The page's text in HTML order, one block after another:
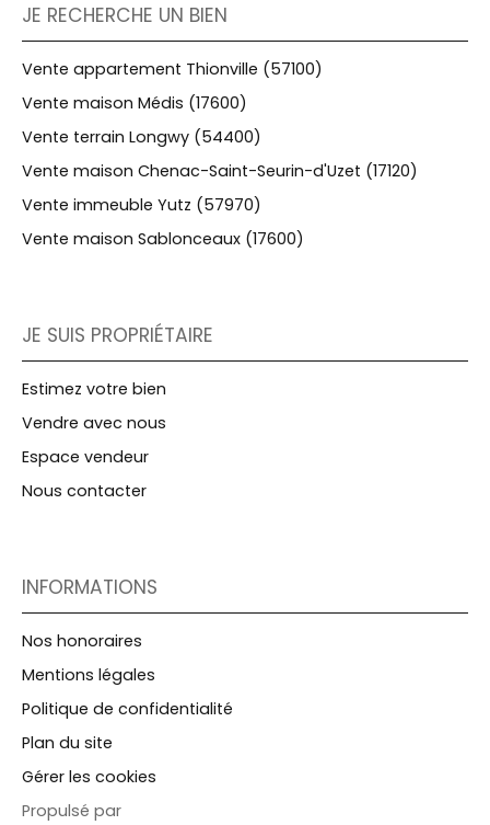
JE RECHERCHE UN BIEN
Vente appartement Thionville (57100)
Vente maison Médis (17600)
Vente terrain Longwy (54400)
Vente maison Chenac-Saint-Seurin-d'Uzet (17120)
Vente immeuble Yutz (57970)
Vente maison Sablonceaux (17600)
JE SUIS PROPRIÉTAIRE
Estimez votre bien
Vendre avec nous
Espace vendeur
Nous contacter
INFORMATIONS
Nos honoraires
Mentions légales
Politique de confidentialité
Plan du site
Gérer les cookies
Propulsé par